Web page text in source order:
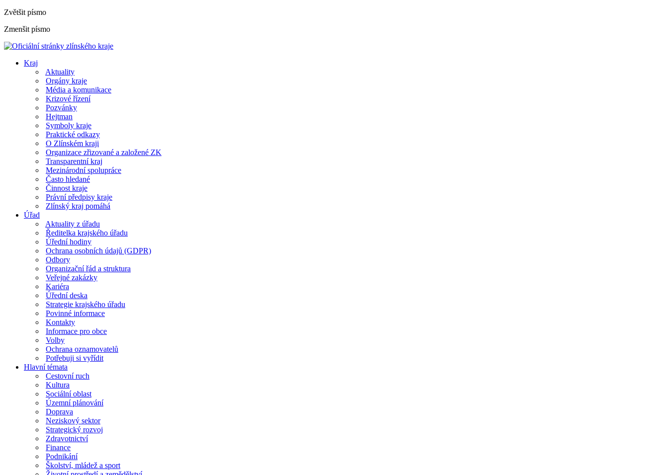
Zvětšit písmo
Zmenšit písmo
Kraj
Aktuality
Orgány kraje
Média a komunikace
Krizové řízení
Pozvánky
Hejtman
Symboly kraje
Praktické odkazy
O Zlínském kraji
Organizace zřizované a založené ZK
Transparentní kraj
Mezinárodní spolupráce
Často hledané
Činnost kraje
Právní předpisy kraje
Zlínský kraj pomáhá
Úřad
Aktuality z úřadu
Ředitelka krajského úřadu
Úřední hodiny
Ochrana osobních údajů (GDPR)
Odbory
Organizační řád a struktura
Veřejné zakázky
Kariéra
Úřední deska
Strategie krajského úřadu
Povinné informace
Kontakty
Informace pro obce
Volby
Ochrana oznamovatelů
Potřebuji si vyřídit
Hlavní témata
Cestovní ruch
Kultura
Sociální oblast
Územní plánování
Doprava
Neziskový sektor
Strategický rozvoj
Zdravotnictví
Finance
Podnikání
Školství, mládež a sport